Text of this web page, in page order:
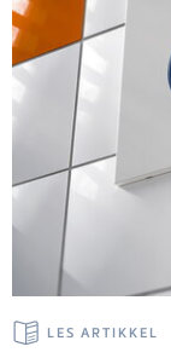
LES ARTIKKEL